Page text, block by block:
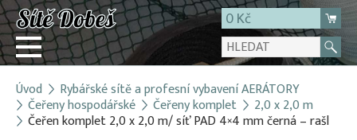
0 Kč
Přihlásit
Registrace
Úvod Rybářské sítě a profesní vybavení AERÁTORY
Čeřeny hospodářské Čeřeny komplet 2,0 x 2,0 m
Čeřen komplet 2,0 x 2,0 m/ síť PAD 4×4 mm černá – rašl